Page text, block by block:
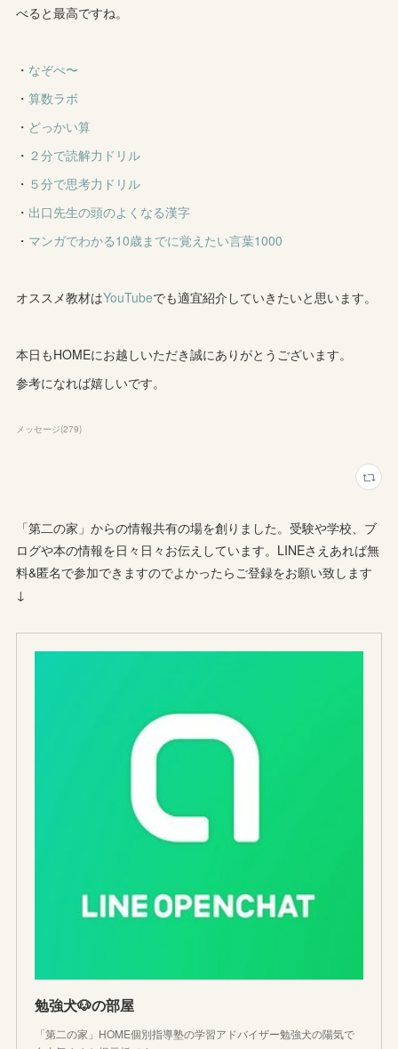
べると最高ですね。
・ なぞぺ〜
・算数ラボ
・ どっかい算
・ ２分で読解力ドリル
・ ５分で思考力ドリル
・ 出口先生の頭のよくなる漢字
・ マンガでわかる10歳までに覚えたい言葉1000
オススメ教材はYouTubeでも適宜紹介していきたいと思います。
本日もHOMEにお越しいただき誠にありがとうございます。
参考になれば嬉しいです。
メッセージ(279)
「第二の家」からの情報共有の場を創りました。受験や学校、ブ
ログや本の情報を日々日々お伝えしています。LINEさえあれば無
料&匿名で参加できますのでよかったらご登録をお願い致します
↓
勉強犬🐶の部屋
「第二の家」HOME個別指導塾の学習アドバイザー勉強犬の陽気で